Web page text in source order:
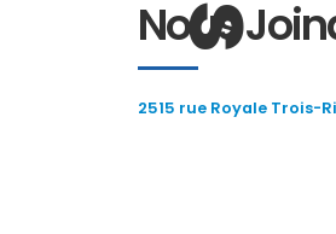
Nous
2515 rue Royale Trois-